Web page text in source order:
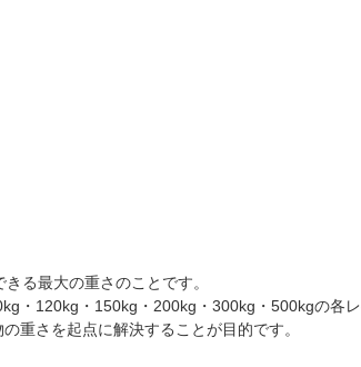
る最大の重さのことです。
・120kg・150kg・200kg・300kg・500kgの各
重さを起点に解決することが目的です。